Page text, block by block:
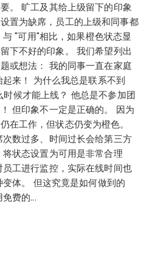
。 旷工及其给上级留下的印象
置为缺席，员工的上级和同事都
"可用"相比，如果橙色状态显
下不好的印象。 我们希望列出
或想法： 我的同事一直在家庭
来！ 为什么我总是联系不到
候才能上线？ 他总是不参加团
但印象不一定是正确的。 因为
在工作，但状态仍变为橙色。
数过多、时间过长会给第三方
状态设置为可用是非常合理
工进行监控，实际在线时间也
体。 但这究竟是如何做到的
费的...